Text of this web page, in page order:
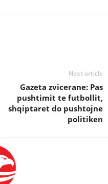
Next article
Gazeta zvicerane: Pas
pushtimit te futbollit,
shqiptaret do pushtojne
politiken